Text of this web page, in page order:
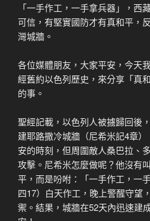
「一手作工，一手拿兵器」，西
可信，有堅實國防才有真和平，
灣城牆。
各位媒體朋友，大家平安，今天
經舊約以色列歷史，來分享「真
的事。
聖經記載，以色列人被擄歸回後
建耶路撒冷城牆（尼希米記4章
安的時刻，但周圍敵人桑巴拉、
攻擊。尼希米怎麼做呢？他沒有
平，而是吩咐：「一手作工，一
四17）白天作工，晚上警醒守望
禦。結果，城牆在52天內迅速建